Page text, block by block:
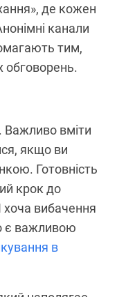
де кожен
канали
тим,
обговорень.
Важливо вміти
якщо ви
Готовність
крок до
хоча вибачення
є важливою
в